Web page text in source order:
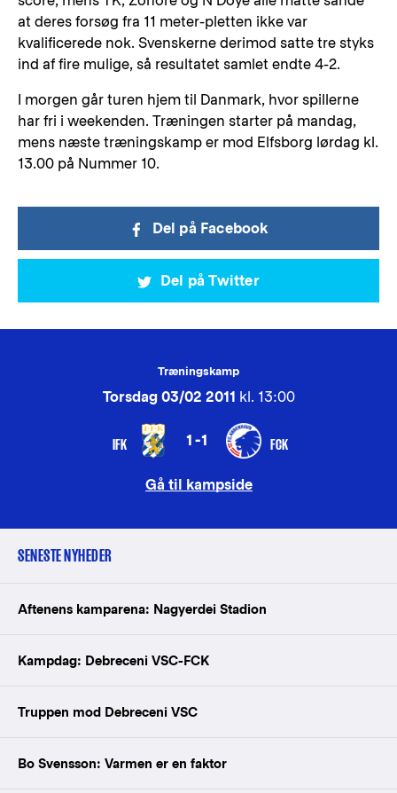
at deres forsøg fra 11 meter-pletten ikke var
kvalificerede nok. Svenskerne derimod satte tre styks
ind af fire mulige, så resultatet samlet endte 4-2.
I morgen går turen hjem til Danmark, hvor spillerne
har fri i weekenden. Træningen starter på mandag,
mens næste træningskamp er mod Elfsborg lørdag kl.
13.00 på Nummer 10.
Del på Facebook
Del på Twitter
Træningskamp
Torsdag 03/02 2011 kl. 13:00
IFK 1-1 FCK
Gå til kampside
SENESTE NYHEDER
Aftenens kamparena: Nagyerdei Stadion
Kampdag: Debreceni VSC-FCK
Truppen mod Debreceni VSC
Bo Svensson: Varmen er en faktor